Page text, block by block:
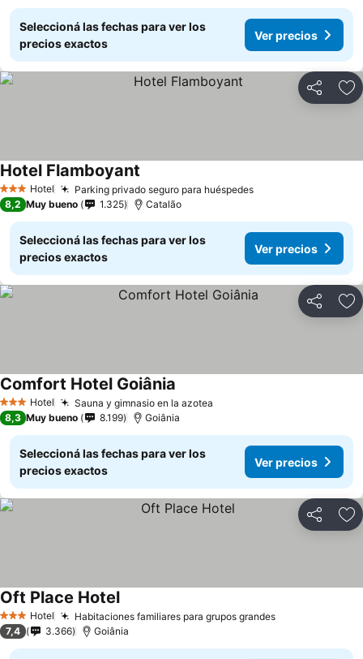
Seleccioná las fechas para ver los
precios exactos
Ver precios
Compartir
3 Estrellas
Hotel Parking privado seguro para huéspedesVer precios
Hotel Flamboyant
8,2 Muy bueno 1.325 Catalão
Seleccioná las fechas para ver los
precios exactos
Ver precios
Compartir
3 Estrellas
Hotel Sauna y gimnasio en la azotea
Comfort Hotel Goiânia
8,3 Muy bueno 8.199 Goiânia
Seleccioná las fechas para ver los
precios exactos
Ver precios
Compartir
3 Estrellas
Hotel Habitaciones familiares para grupos grandesVer precios
Oft Place HotelVer precios
7,4 3.366 Goiânia